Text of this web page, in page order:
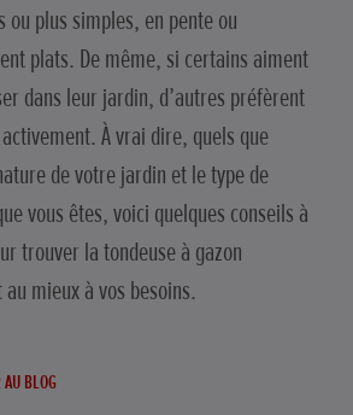
ou plus simples, en pente ou
plats. De même, si certains aiment
dans leur jardin, d’autres préfèrent
À vrai dire, quels que
de votre jardin et le type de
vous êtes, voici quelques conseils à
trouver la tondeuse à gazon
mieux à vos besoins.
AU BLOG